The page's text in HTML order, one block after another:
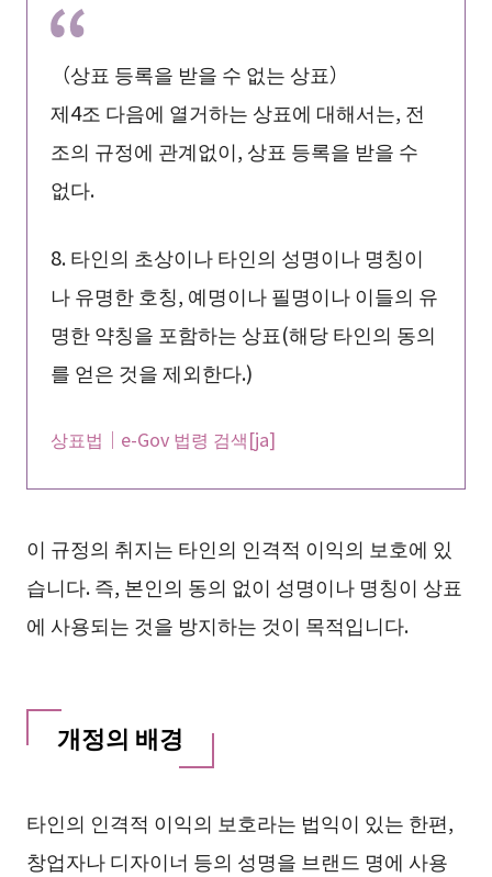
（상표 등록을 받을 수 없는 상표）
제4조 다음에 열거하는 상표에 대해서는, 전
조의 규정에 관계없이, 상표 등록을 받을 수
없다.
8. 타인의 초상이나 타인의 성명이나 명칭이
나 유명한 호칭, 예명이나 필명이나 이들의 유
명한 약칭을 포함하는 상표(해당 타인의 동의
를 얻은 것을 제외한다.)
상표법｜e-Gov 법령 검색[ja]
이 규정의 취지는 타인의 인격적 이익의 보호에 있
습니다. 즉, 본인의 동의 없이 성명이나 명칭이 상표
에 사용되는 것을 방지하는 것이 목적입니다.
개정의 배경
타인의 인격적 이익의 보호라는 법익이 있는 한편,
창업자나 디자이너 등의 성명을 브랜드 명에 사용